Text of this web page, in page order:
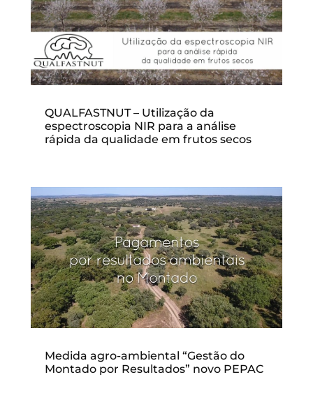
QUALFASTNUT – Utilização da
espectroscopia NIR para a análise
rápida da qualidade em frutos secos
Medida agro-ambiental “Gestão do
Montado por Resultados” novo PEPAC